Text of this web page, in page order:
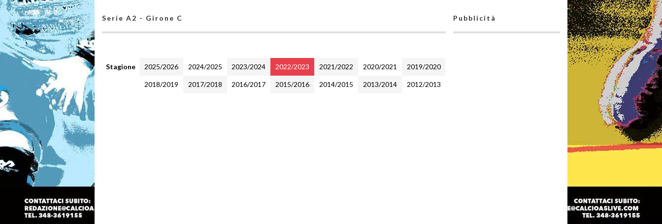
Serie A2 - Girone C
Stagione 2025/2026 2024/2025 2023/2024 2022/2023 2021/2022 2020/2021 2019/2020
2018/2019 2017/2018 2016/2017 2015/2016 2014/2015 2013/2014 2012/2013
Pubblicità